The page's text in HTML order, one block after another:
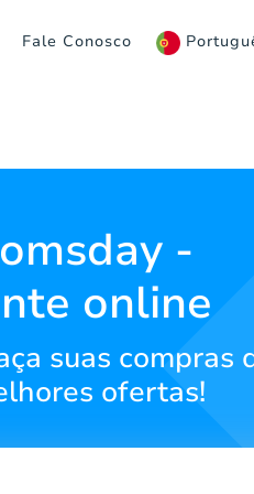
Fale Conosco
-
online
suas compras
ofertas!